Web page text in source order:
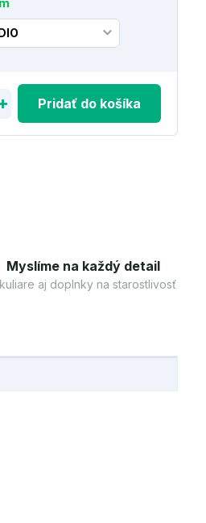
Pridať do košíka
Myslíme na každý detail
aj doplnky na starostlivosť